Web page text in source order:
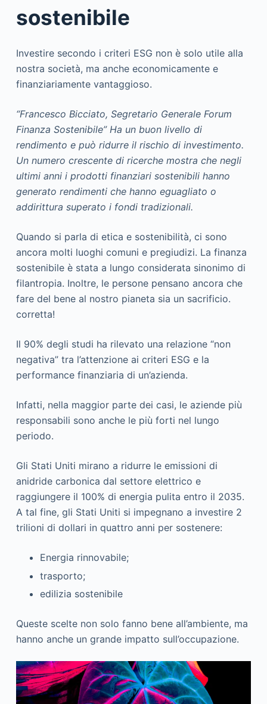
sostenibile
Investire secondo i criteri ESG non è solo utile alla
nostra società, ma anche economicamente e
finanziariamente vantaggioso.
“Francesco Bicciato, Segretario Generale Forum
Finanza Sostenibile” Ha un buon livello di
rendimento e può ridurre il rischio di investimento.
Un numero crescente di ricerche mostra che negli
ultimi anni i prodotti finanziari sostenibili hanno
generato rendimenti che hanno eguagliato o
addirittura superato i fondi tradizionali.
Quando si parla di etica e sostenibilità, ci sono
ancora molti luoghi comuni e pregiudizi. La finanza
sostenibile è stata a lungo considerata sinonimo di
filantropia. Inoltre, le persone pensano ancora che
fare del bene al nostro pianeta sia un sacrificio.
corretta!
Il 90% degli studi ha rilevato una relazione “non
negativa” tra l’attenzione ai criteri ESG e la
performance finanziaria di un’azienda.
Infatti, nella maggior parte dei casi, le aziende più
responsabili sono anche le più forti nel lungo
periodo.
Gli Stati Uniti mirano a ridurre le emissioni di
anidride carbonica dal settore elettrico e
raggiungere il 100% di energia pulita entro il 2035.
A tal fine, gli Stati Uniti si impegnano a investire 2
trilioni di dollari in quattro anni per sostenere:
Energia rinnovabile;
trasporto;
edilizia sostenibile
Queste scelte non solo fanno bene all’ambiente, ma
hanno anche un grande impatto sull’occupazione.